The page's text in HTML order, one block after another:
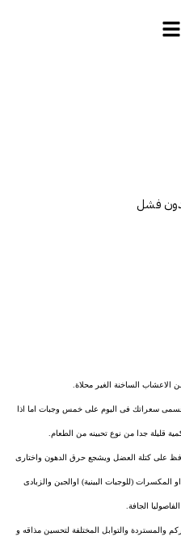
الاعشاب الساخنة الغير محلاة.
سعراتك فى اليوم على خمس وجبات اما اذا
قليلة جدا من نوع تحبينه من الطعام.
على كتلة العضل ويشجع حرق الدهون واختارى
المكسرات (للوجبات البينية) اوالجبن والزبادى
الجافة.
والمستردة والتوابل المختلفة لتحسين مذاقه و